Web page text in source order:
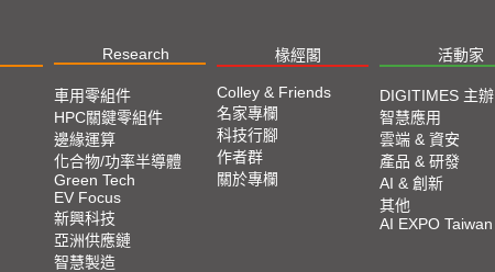
Research 椽經閣 活動家
車用零組件
HPC關鍵零組件
邊緣運算
化合物/功率半導體
Green Tech
EV Focus
新興科技
亞洲供應鏈
智慧製造
Colley & Friends
名家專欄
科技行腳
作者群
關於專欄
DIGITIMES 主辦
智慧應用
雲端 & 資安
產品 & 研發
AI & 創新
其他
AI EXPO Taiwan